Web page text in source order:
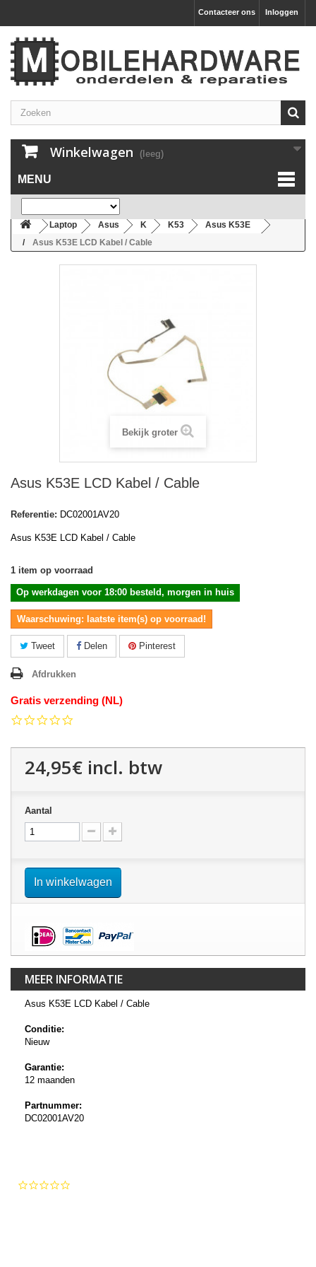
Inloggen
Contacteer ons
Winkelwagen (leeg)
MENU
Laptop Asus K K53
Asus K53E
Asus K53E LCD Kabel / Cable
Bekijk groter
Asus K53E LCD Kabel / Cable
Referentie: DC02001AV20
Asus K53E LCD Kabel / Cable
1 item op voorraad
Op werkdagen voor 18:00 besteld, morgen in huis
Waarschuwing: laatste item(s) op voorraad!
Tweet Delen Pinterest
Afdrukken
Gratis verzending (NL)
24,95€ incl. btw
Aantal
In winkelwagen
MEER INFORMATIE
Asus K53E LCD Kabel / Cable
Conditie:
Nieuw
Garantie:
12 maanden
Partnummer:
DC02001AV20